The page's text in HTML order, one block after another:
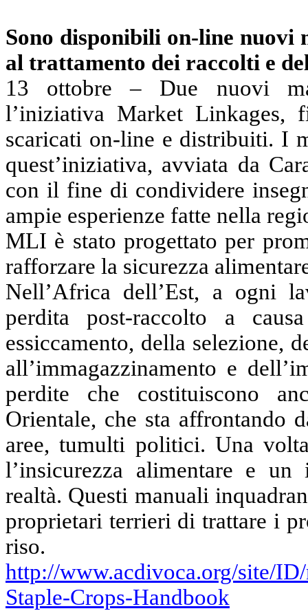
Sono disponibili on-line nuovi
al trattamento dei raccolti e
13 ottobre – Due nuovi
l’iniziativa Market Linkages,
scaricati on-line e distribuiti. I
quest’iniziativa, avviata da
con il fine di condividere
ampie esperienze fatte nella
MLI è stato progettato per
rafforzare la sicurezza
Nell’Africa dell’Est, a ogni
perdita post-raccolto a
essiccamento, della selezione,
all’immagazzinamento e
perdite che costituiscono
Orientale, che sta affrontando
aree, tumulti politici. Una
l’insicurezza alimentare e
realtà. Questi manuali
proprietari terrieri di trattare i
riso.
http://www.acdivoca.org/site/
Staple-Crops-Handbook